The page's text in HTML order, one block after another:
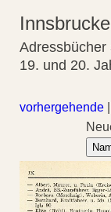
Adressbücher
19. und 20.
vorhergehende